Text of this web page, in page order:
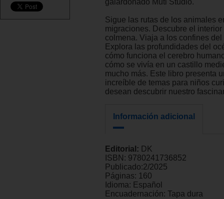
galardonado Muti Studio.
Sigue las rutas de los animales
migraciones. Descubre el interior
colmena. Viaja a los confines
Explora las profundidades del
cómo funciona el cerebro
cómo se vivía en un castillo
mucho más. Este libro presenta
increíble de temas para niños
desean descubrir nuestro
Información adicional
Editorial: DK
ISBN: 9780241736852
Publicado:2/2025
Páginas: 160
Idioma: Español
Encuadernación: Tapa dura